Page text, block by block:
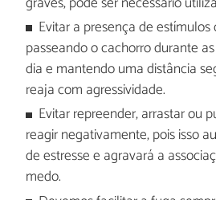
Evitar a presença de
passeando o cachorro durante
dia e mantendo uma distância
reaja com agressividade.
Evitar repreender, arrastar ou
reagir negativamente, pois isso
de estresse e agravará a
medo.